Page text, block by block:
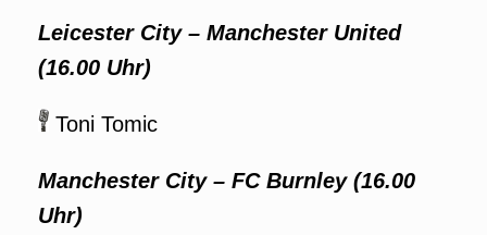
Leicester City – Manchester United
(16.00 Uhr)
Toni Tomic
Manchester City – FC Burnley (16.00
Uhr)